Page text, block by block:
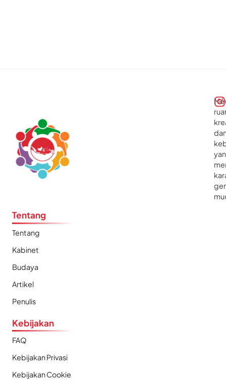
Tentang
Tentang
Kabinet
Budaya
Artikel
Penulis
Kebijakan
FAQ
Kebijakan Privasi
Kebijakan Cookie